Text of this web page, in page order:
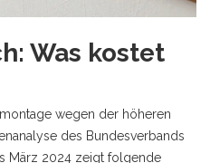
Was kostet
wegen der höheren
des Bundesverbands
März 2024 zeigt folgende